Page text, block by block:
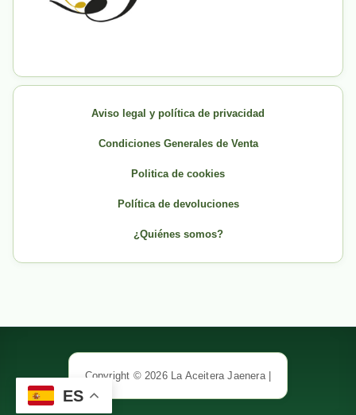
Aviso legal y política de privacidad
Condiciones Generales de Venta
Politica de cookies
Política de devoluciones
¿Quiénes somos?
Copyright © 2026 La Aceitera Jaenera |
ES